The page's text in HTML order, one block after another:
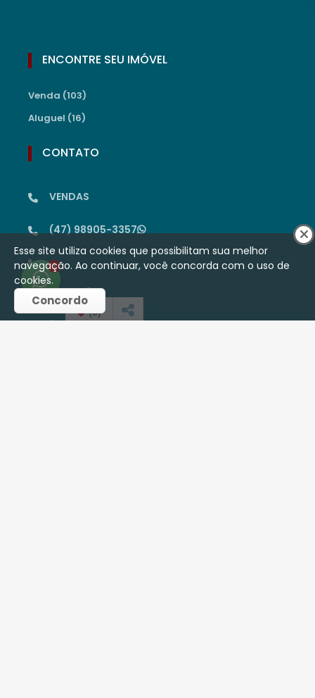
ENCONTRE SEU IMÓVEL
Venda (103)
Aluguel (16)
CONTATO
VENDAS
(47) 98905-3357
LOCAÇÃO
1
(0)
Esse site utiliza cookies que possibilitam sua melhor
navegação. Ao continuar, você concorda com o uso de
cookies.
Concordo